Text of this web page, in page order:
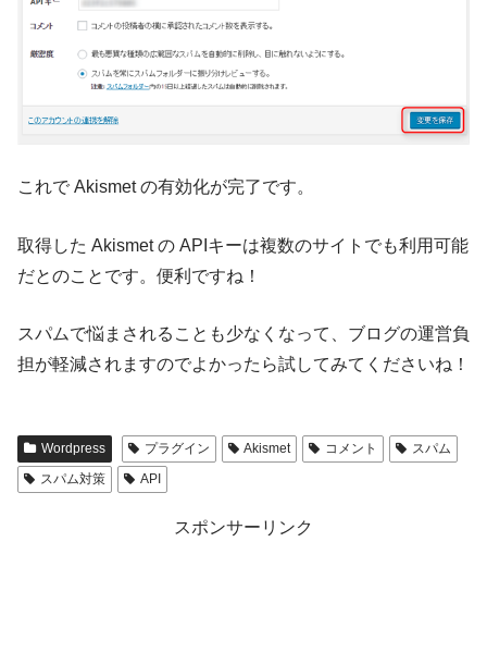
これで Akismet の有効化が完了です。
取得した Akismet の APIキーは複数のサイトでも利用可能
だとのことです。便利ですね！
スパムで悩まされることも少なくなって、ブログの運営負
担が軽減されますのでよかったら試してみてくださいね！
Wordpress プラグイン Akismet コメント
スパム
スパム対策
API
スポンサーリンク